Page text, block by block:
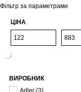
Фільтр за параметрами
ЦІНА
ВИРОБНИК
Adler (3)